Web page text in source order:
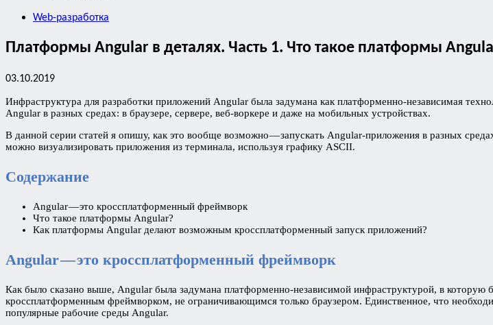
Web-разработка
Платформы Angular в деталях. Часть 1. Что такое платформы
03.10.2019
Инфраструктура для разработки приложений Angular была задумана как платформенно-независимая
Angular в разных средах: в браузере, сервере, веб-воркере и даже на мобильных устройствах.
В данной серии статей я опишу, как это вообще возможно — запускать Angular-приложения в разных
можно визуализировать приложения из терминала, используя графику ASCII.
Содержание
Angular — это кроссплатформенный фреймворк
Что такое платформы Angular?
Как платформы Angular делают возможным кроссплатформенный запуск приложений?
Angular — это кроссплатформенный фреймворк
Как было сказано выше, Angular была задумана платформенно-независимой инфраструктурой, в которую
кроссплатформенным фреймворком, не ограничивающимся только браузером. Единственное, что
популярные рабочие среды Angular.